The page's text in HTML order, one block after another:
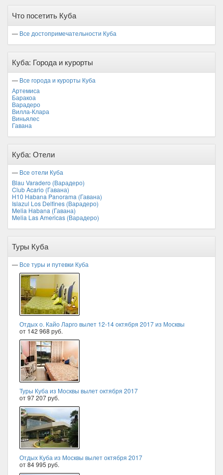
Ноябрь
Что посетить Куба
— Все достопримечательности Куба
Куба: Города и курорты
— Все города и курорты Куба
Артемиса
Баракоа
Варадеро
Вилла-Клара
Виньялес
Гавана
Куба: Отели
— Все отели Куба
Blau Varadero (Варадеро)
Club Acario (Гавана)
H10 Habana Panorama (Гавана)
Islazul Los Delfines (Варадеро)
Melia Habana (Гавана)
Melia Las Americas (Варадеро)
Туры Куба
— Все туры и путевки Куба
Отдых о. Кайо Ларго вылет 12-14 октября 2017 из Москвы
от 142 968 руб.
Туры Куба из Москвы вылет октября 2017
от 97 207 руб.
Отдых Куба из Москвы вылет октября 2017
от 84 995 руб.